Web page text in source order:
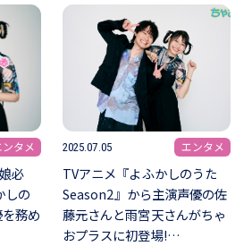
ンタメ
必
しの
務め
2025.07.05 エンタメ
TVアニメ『よふかしのうた
Season2』から主演声優の佐
藤元さんと雨宮天さんがちゃ
おプラスに初登場!…